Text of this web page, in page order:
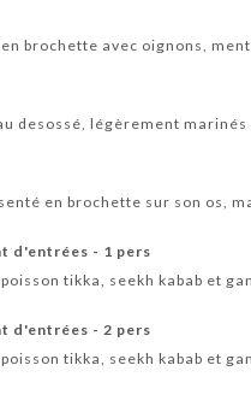
brochette avec oignons,
desossé, légèrement
en brochette sur son os,
d'entrées - 1 pers
tikka, seekh kabab et
d'entrées - 2 pers
tikka, seekh kabab et